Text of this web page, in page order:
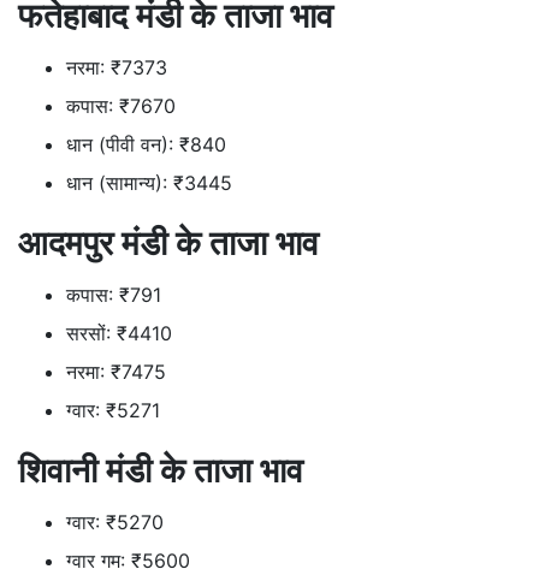
फतेहाबाद मंडी के ताजा भाव
नरमा: ₹7373
कपास: ₹7670
धान (पीवी वन): ₹840
धान (सामान्य): ₹3445
आदमपुर मंडी के ताजा भाव
कपास: ₹791
सरसों: ₹4410
नरमा: ₹7475
ग्वार: ₹5271
शिवानी मंडी के ताजा भाव
ग्वार: ₹5270
ग्वार गम: ₹5600